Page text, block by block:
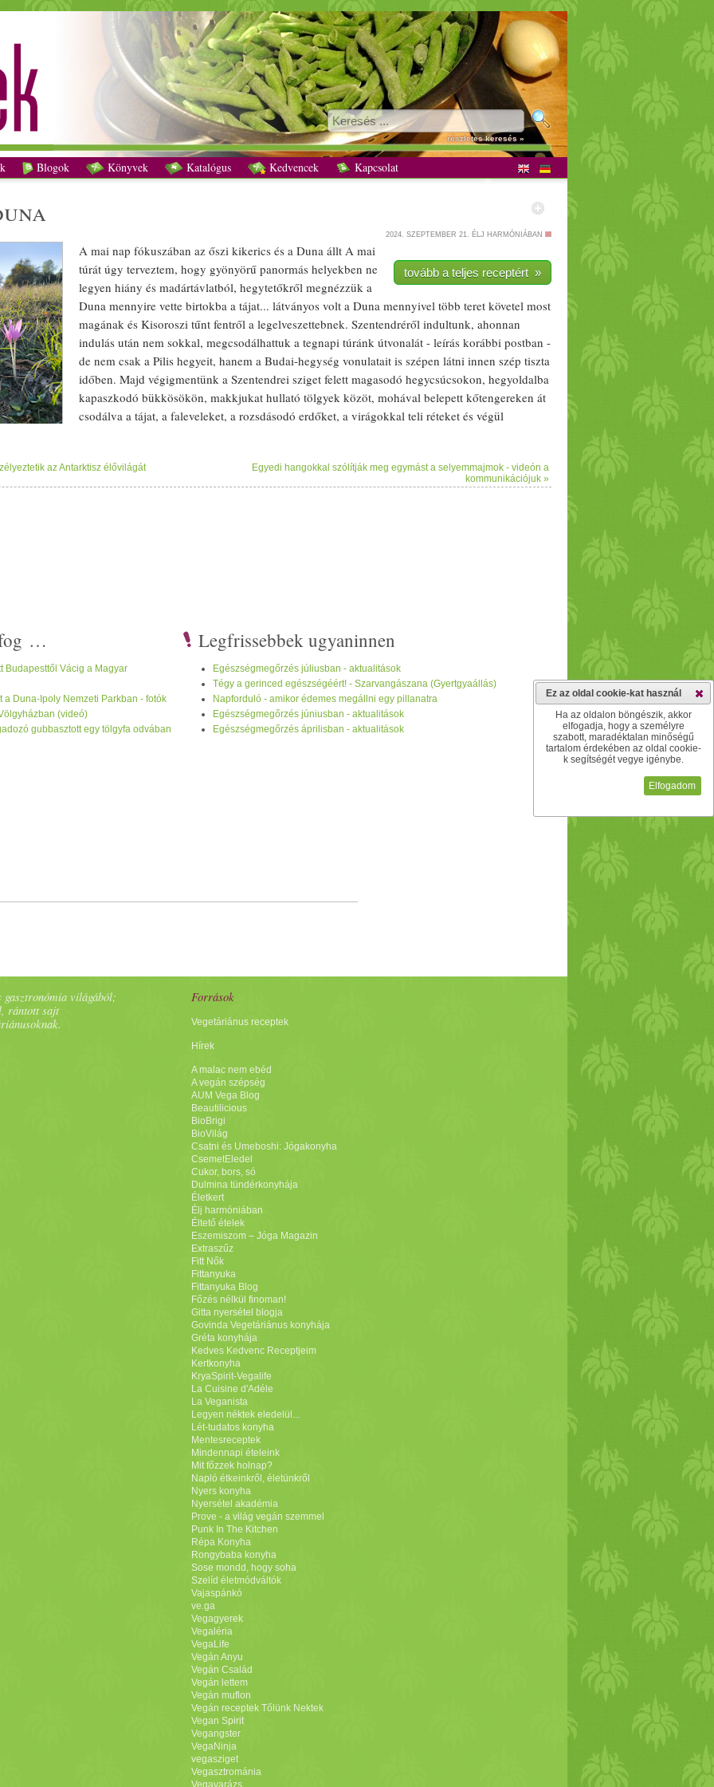
Őszi kikerics és Duna recept vegetáriánus
részletes keresés »
Blogok Könyvek Katalógus Kedvencek Kapcsolat
2024. SZEPTEMBER 21. ÉLJ HARMÓNIÁBAN
tovább a teljes receptért »
A mai nap fókuszában az őszi kikericsés a Duna állt A mai
túrát úgy terveztem, hogy gyönyörű panormás helyekben ne
legyen hiány és madártávlatból, hegytetőkről megnézzük a
Duna mennyire vette birtokba a tájat... látványos volt a Duna mennyivel több teret követel most
magának és Kisoroszi tűnt fentről a legelveszettebnek. Szentendréről indultunk, ahonnan
indulás után nem sokkal, megcsodálhattuk a tegnapi túránk útvonalát - leírás korábbi postban -
de nem csak a Pilis hegyeit, hanem a Budai-hegység vonulatait is szépen látni innen szép tiszta
időben. Majd végigmentünk a Szentendrei sziget felett magasodó hegycsúcsokon, hegyoldalba
kapaszkodó bükkösökön, makkjukat hullató tölgyek közöt, mohával belepett kőtengereken át
csodálva a tájat, a faleveleket, a rozsdásodó erdőket, a virágokkal teli réteket és végül
okat, különösen a szép kis lila
ok - az esküvői csokromat is halványlila és fehér fréziá alkotta:) Most
még érdemes kimenni az erdőbe, mert aki most kihagyja, legalább 1 évet kell várni, mire ezt a csodát újra
az Antarktisz élővilágát
Egyedi hangokkal szólítják meg egymást a selyemmajmok - videón a
kommunikációjuk »
fog …
Budapesttől Vácig a Magyar
a Duna-Ipoly Nemzeti Parkban - fotók
(videó)
gubbasztott egy tölgyfa odvában
Legfrissebbek ugyaninnen
Egészségmegőrzés júliusban - aktualitások
Tégy a gerinced egészségéért! - Szarvangászana (Gyertgyaállás)
Napforduló - amikor édemes megállni egy pillanatra
Egészségmegőrzés júniusban - aktualitások
Egészségmegőrzés áprilisban - aktualitások
világából;
rántott sajt
Források
Vegetáriánus receptek
Hírek
A malac nem ebéd
A vegán szépség
AUM Vega Blog
Beautilicious
BioBrigi
BioVilág
Csatni és Umeboshi: Jógakonyha
CsemetEledel
Cukor, bors, só
Dulmina tündérkonyhája
Életkert
Élj harmóniában
Éltető ételek
Eszemiszom – Jóga Magazin
Extraszűz
Fitt Nők
Fittanyuka
Fittanyuka Blog
Főzés nélkül finoman!
Gitta nyersétel blogja
Govinda Vegetáriánus konyhája
Gréta konyhája
Kedves Kedvenc Receptjeim
Kertkonyha
KryaSpirit-Vegalife
La Cuisine d'Adéle
La Veganista
Legyen néktek eledelül...
Lét-tudatos konyha
Mentesreceptek
Mindennapi ételeink
Mit főzzek holnap?
Napló étkeinkről, életünkről
Nyers konyha
Nyersétel akadémia
Prove - a világ vegán szemmel
Punk In The Kitchen
Répa Konyha
Rongybaba konyha
Sose mondd, hogy soha
Szelíd életmódváltók
Vajaspánkó
ve.ga
Vegagyerek
Vegaléria
VegaLife
Vegán Anyu
Vegán Család
Vegán lettem
Vegán muflon
Vegán receptek Tőlünk Nektek
Vegan Spirit
Vegangster
VegaNinja
vegasziget
Vegasztrománia
Vegavarázs
Ez az oldal cookie-kat használ
Ha az oldalon böngészik, akkor
elfogadja, hogy a személyre
szabott, maradéktalan minőségű
tartalom érdekében az oldal cookie-
k segítségét vegye igénybe.
Elfogadom